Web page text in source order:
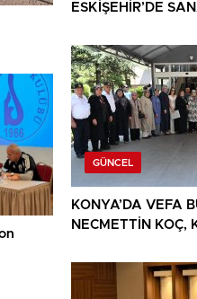
ESKİŞEHİR’DE
GÜNCEL
KONYA’DA VEFA
NECMETTİN KOÇ,